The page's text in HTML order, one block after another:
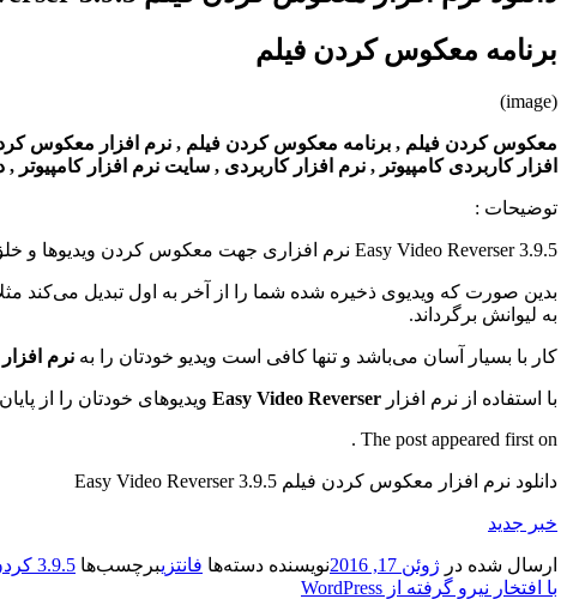
برنامه معکوس کردن فیلم
(image)
معکوس کردن فیلم , برنامه معکوس کردن فیلم , نرم افزار معکوس کردن
افزار کاربردی کامپیوتر , نرم افزار کاربردی , سایت نرم افزار
توضیحات :
Easy Video Reverser 3.9.5 نرم افزاری جهت معکوس کردن ویدیوها و خلق ویدیو‌های جادویی می‌باشد.
بدین صورت که ویدیوی ذخیره شده شما را از آخر به اول تبدیل می‌کند
به لیوانش برگرداند.
کار با بسیار آسان می‌باشد و تنها کافی است ویدیو خودتان را به نرم افزار
با استفاده از نرم افزار Easy Video Reverser ویدیوهای خودتان را از
The post appeared first on .
دانلود نرم افزار معکوس کردن فیلم Easy Video Reverser 3.9.5
خبر جدید
ارسال شده در ژوئن 17, 2016 نویسنده دسته‌ها فانتزیبرچسب‌ها 3.9.5 کردن
با افتخار نیرو گرفته از WordPress